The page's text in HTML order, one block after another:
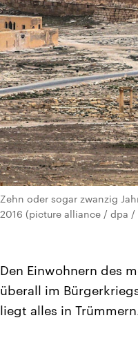
Zehn oder sogar zwanzig
2016 (picture alliance / dpa /
Den Einwohnern des
überall im
liegt alles in